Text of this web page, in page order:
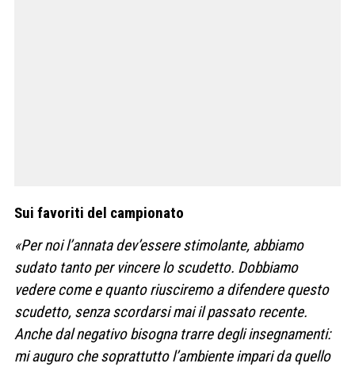
Sui favoriti del campionato
«Per noi l’annata dev’essere stimolante, abbiamo
sudato tanto per vincere lo scudetto. Dobbiamo
vedere come e quanto riusciremo a difendere questo
scudetto, senza scordarsi mai il passato recente.
Anche dal negativo bisogna trarre degli insegnamenti:
mi auguro che soprattutto l’ambiente impari da quello